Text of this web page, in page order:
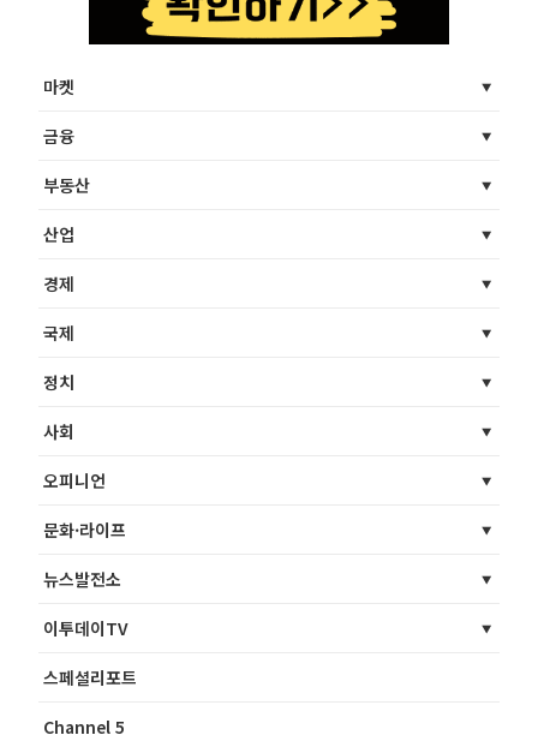
마켓
금융
부동산
산업
경제
국제
정치
사회
오피니언
문화·라이프
뉴스발전소
이투데이TV
스페셜리포트
Channel 5